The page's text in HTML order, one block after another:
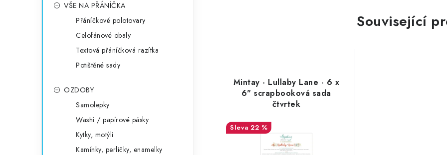
VŠE NA PŘÁNÍČKA
Přáníčkové polotovary
Celofánové obaly
Textová přáníčková razítka
Potištěné sady
OZDOBY
Samolepky
Washi / papírové pásky
Kytky, motýli
Kamínky, perličky, enamelky
Související
Mintay - Lullaby Lane - 6 x
6" scrapbooková sada
čtvrtek
22 %